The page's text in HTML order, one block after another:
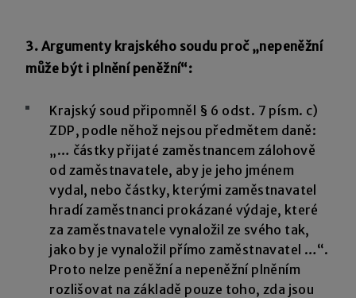
3. Argumenty krajského soudu proč „nepeněžní
může být i plnění peněžní“:
Krajský soud připomněl § 6 odst. 7 písm. c)
ZDP, podle něhož nejsou předmětem daně:
„… částky přijaté zaměstnancem zálohově
od zaměstnavatele, aby je jeho jménem
vydal, nebo částky, kterými zaměstnavatel
hradí zaměstnanci prokázané výdaje, které
za zaměstnavatele vynaložil ze svého tak,
jako by je vynaložil přímo zaměstnavatel …“.
Proto nelze peněžní a nepeněžní plněním
rozlišovat na základě pouze toho, zda jsou